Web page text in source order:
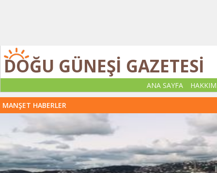
DOĞU GÜNEŞİ GAZETESİ
ANA SAYFA
MANŞET HABERLER